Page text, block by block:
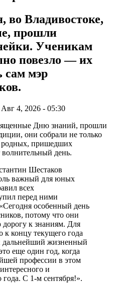
во Владивостоке,
прошли
Ученикам
повезло — их
сам мэр
4, 2026 - 05:30
Дню знаний, прошли
они собрали не только
родных, пришедших
волнительный день.
Шестаков
важный для юных
всех
перед ними
особенный день
потому что они
к знаниям. Для
к концу текущего года
дальнейший жизненный
еще один год, когда
профессии в этом
и
года. С 1-м сентября!».